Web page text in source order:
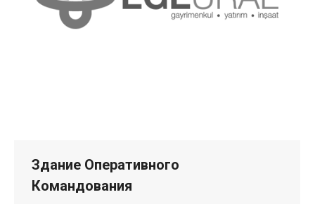
Здание Оперативного
Командования